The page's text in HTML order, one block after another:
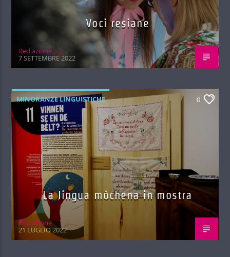
Voci resiane
Red.azione
7 SETTEMBRE 2022
MINORANZE LINGUISTICHE 0
La lingua mòchena in mostra
Red.azione
21 LUGLIO 2022